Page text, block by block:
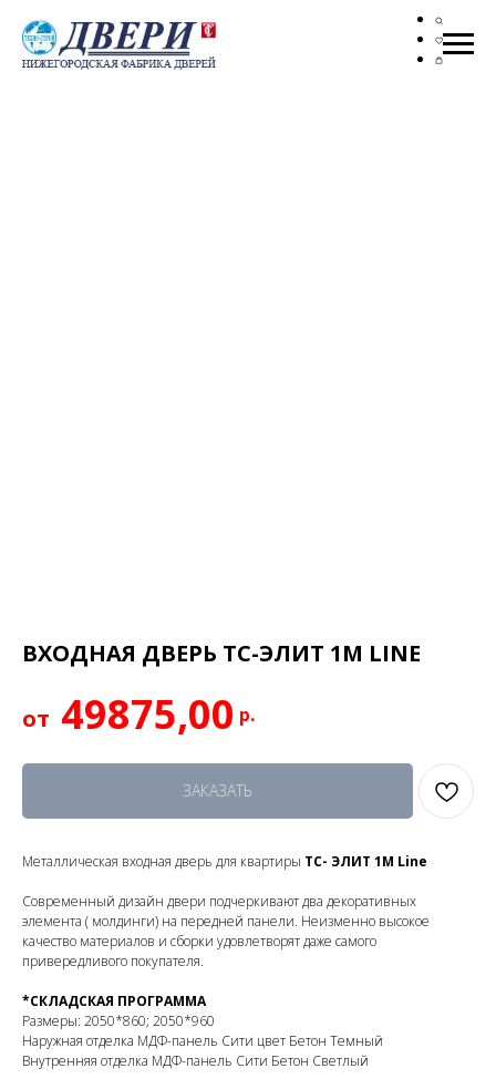
ВХОДНАЯ ДВЕРЬ ТС-ЭЛИТ 1М LINE
49875,00 р.
ЗАКАЗАТЬ
Металлическая входная дверь для квартиры ТС- ЭЛИТ 1М Line
Современный дизайн двери подчеркивают два декоративных
элемента ( молдинги) на передней панели. Неизменно высокое
качество материалов и сборки удовлетворят даже самого
привередливого покупателя.
*СКЛАДСКАЯ ПРОГРАММА
Размеры: 2050*860; 2050*960
Наружная отделка МДФ-панель Сити цвет Бетон Темный
Внутренняя отделка МДФ-панель Сити Бетон Светлый